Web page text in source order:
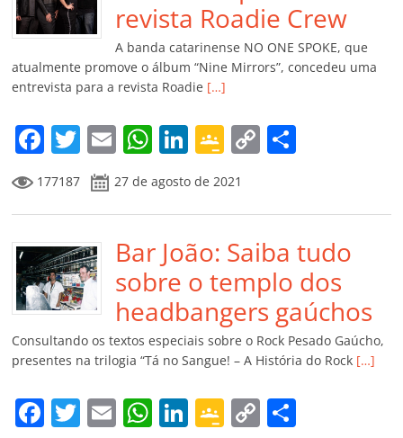
o
k
p a
ss
ro
o
m
k h
ar
revista Roadie Crew
A banda catarinense NO ONE SPOKE, que
atualmente promove o álbum “Nine Mirrors”, concedeu uma
entrevista para a revista Roadie […]
F
a
c
e
b
o
o
k
T
w
itt
er
E
m
ai
l
W
at
s
A
p
p
Li
n
k
e
dI
n
G
o
o
gl
e
Cl
a
ss
ro
o
m
C
y
Li
n
k
p
ar
til
h
ar
177187 27 de agosto de 2021
Bar João: Saiba tudo
sobre o templo dos
headbangers gaúchos
Consultando os textos especiais sobre o Rock Pesado Gaúcho,
presentes na trilogia “Tá no Sangue! – A História do Rock […]
F T E W Li G C